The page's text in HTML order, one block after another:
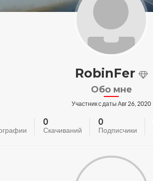
RobinFer
Обо мне
Участник с даты Авг 26, 2020
0
Скачиваний
0
Подписчики